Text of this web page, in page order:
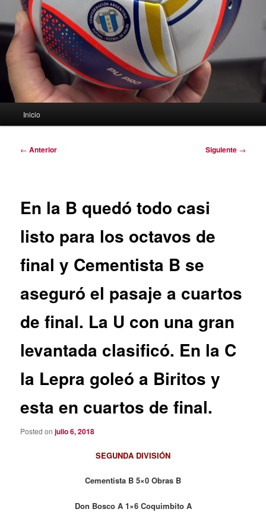
Inicio
Navegación
← Anterior Siguiente →
En la B quedó todo casi
listo para los octavos de
final y Cementista B se
aseguró el pasaje a cuartos
de final. La U con una gran
levantada clasificó. En la C
la Lepra goleó a Biritos y
esta en cuartos de final.
Posted onjulio 6, 2018
SEGUNDA DIVISIÓN
Cementista B 5×0 Obras B
Don Bosco A 1×6 Coquimbito A